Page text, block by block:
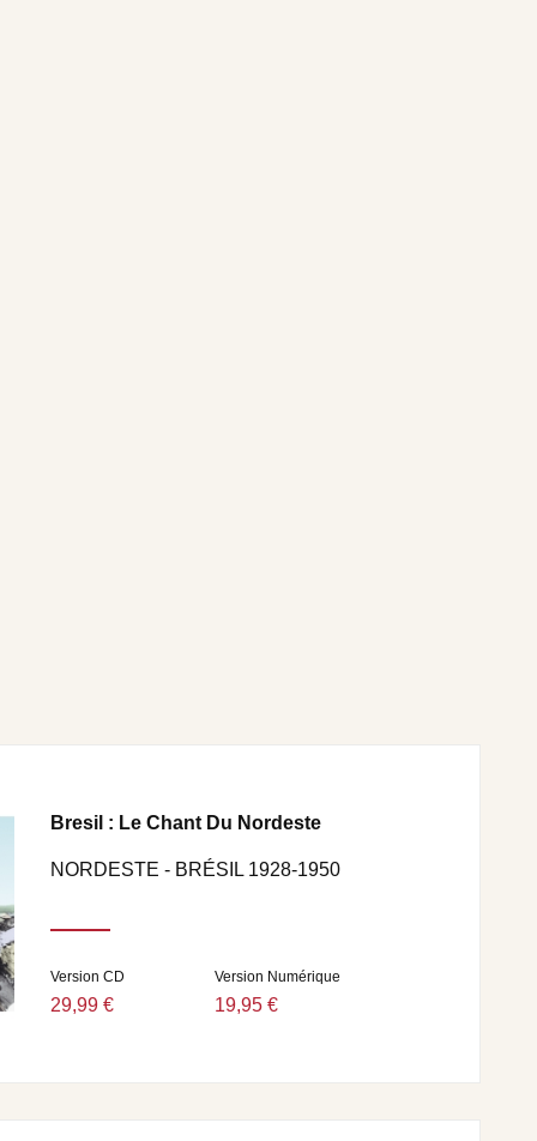
Bresil : Le Chant Du Nordeste
NORDESTE - BRÉSIL 1928-1950
Version CD
29,99 €
Version Numérique
19,95 €